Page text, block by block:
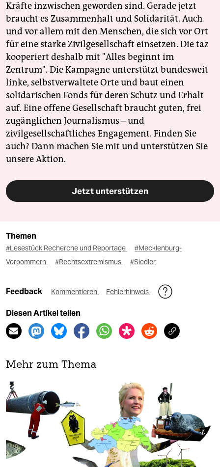
Kräfte inzwischen geworden sind. Gerade jetzt
braucht es Zusammenhalt und Solidarität. Auch
und vor allem mit den Menschen, die sich vor Ort
für eine starke Zivilgesellschaft einsetzen. Die taz
kooperiert deshalb mit "Alles beginnt im
Zentrum". Die Kampagne unterstützt bundesweit
linke, selbstverwaltete Orte und baut einen
solidarischen Fonds für deren Schutz und Erhalt
auf. Eine offene Gesellschaft braucht guten, frei
zugänglichen Journalismus – und
zivilgesellschaftliches Engagement. Finden Sie
auch? Dann machen Sie mit und unterstützen Sie
unsere Aktion.
Jetzt unterstützen
Themen
#Lesestück Recherche und Reportage
#Mecklenburg-
Vorpommern
#Rechtsextremismus #Siedler
Feedback Kommentieren Fehlerhinweis
Diesen Artikel teilen
Mehr zum Thema